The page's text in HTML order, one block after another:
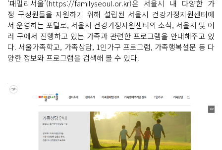
‘패밀리서울’(https://familyseoul.or.kr)은 서울시 내 다양한 가
정 구성원들을 지원하기 위해 설립된 서울시 건강가정지원센터에
서 운영하는 포털로, 서울시 건강가정지원센터의 소식, 서울시 및 여
러 구에서 진행하고 있는 가족과 관련한 프로그램을 안내해주고 있
다. 서울가족학교, 가족상담, 1인가구 프로그램, 가족행복설문 등 다
양한 정보와 프로그램을 검색해 볼 수 있다.